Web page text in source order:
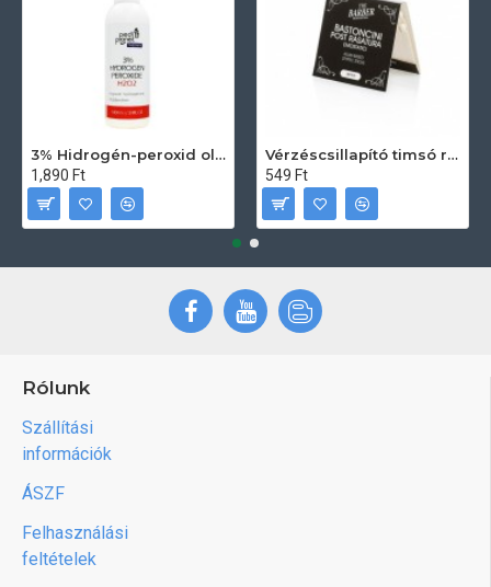
3% Hidrogén-peroxid oldat (sebfertőtlenítő) 100ml
1,890 Ft
Vérzéscsillapító timsó rúd 20db
549 Ft
Rólunk
Szállítási
információk
ÁSZF
Felhasználási
feltételek